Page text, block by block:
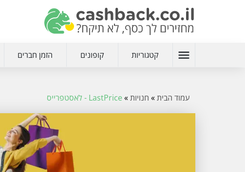
menu קטגוריות קופונים הזמן חברים
עמוד הבית» חנויות» LastPrice - לאסטפרייס